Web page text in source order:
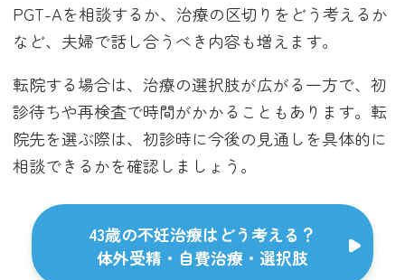
PGT-Aを相談するか、治療の区切りをどう考えるか
など、夫婦で話し合うべき内容も増えます。
転院する場合は、治療の選択肢が広がる一方で、初
診待ちや再検査で時間がかかることもあります。転
院先を選ぶ際は、初診時に今後の見通しを具体的に
相談できるかを確認しましょう。
43歳の不妊治療はどう考える？
体外受精・自費治療・選択肢